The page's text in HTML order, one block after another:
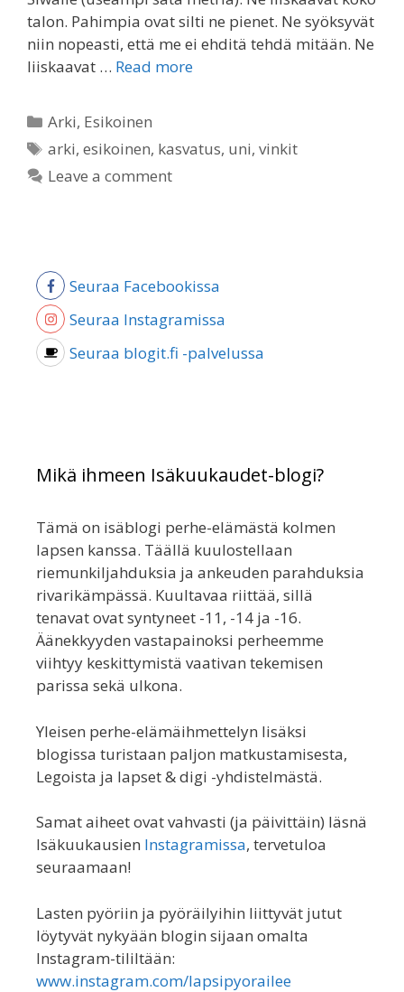
talon. Pahimpia ovat silti ne pienet. Ne syöksyvät
niin nopeasti, että me ei ehditä tehdä mitään. Ne
liiskaavat … Read more
Categories
Arki, Esikoinen
Tags
arki,esikoinen, kasvatus, uni,vinkit
Leave a comment
Seuraa Facebookissa
Seuraa Instagramissa
Seuraa blogit.fi -palvelussa
Mikä ihmeen Isäkuukaudet-blogi?
Tämä on isäblogi perhe-elämästä kolmen
lapsen kanssa. Täällä kuulostellaan
riemunkiljahduksia ja ankeuden parahduksia
rivarikämpässä. Kuultavaa riittää, sillä
tenavat ovat syntyneet -11, -14 ja -16.
Äänekkyyden vastapainoksi perheemme
viihtyy keskittymistä vaativan tekemisen
parissa sekä ulkona.
Yleisen perhe-elämäihmettelyn lisäksi
blogissa turistaan paljon matkustamisesta,
Legoista ja lapset & digi -yhdistelmästä.
Samat aiheet ovat vahvasti (ja päivittäin) läsnä
Isäkuukausien Instagramissa, tervetuloa
seuraamaan!
Lasten pyöriin ja pyöräilyihin liittyvät jutut
löytyvät nykyään blogin sijaan omalta
Instagram-tililtään:
www.instagram.com/lapsipyorailee